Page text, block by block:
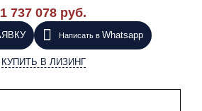
этого использования
или помощи других
1 737 078 руб.
Написать в Whatsapp
КУПИТЬ В ЛИЗИНГ